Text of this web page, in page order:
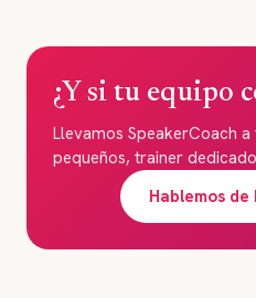
¿Y si tu equipo
Llevamos SpeakerCoach
pequeños, trainer
Hablemos de